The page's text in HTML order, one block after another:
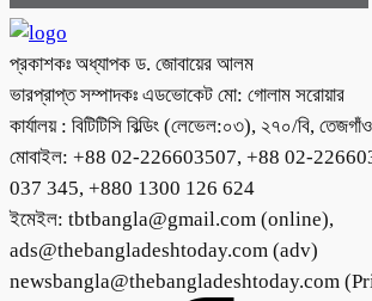
প্রকাশকঃ অধ্যাপক ড. জোবায়ের আলম
ভারপ্রাপ্ত সম্পাদকঃ এডভোকেট মো: গোলাম সরোয়ার
কার্যালয় : বিটিটিসি বিল্ডিং (লেভেল:০৩), ২৭০/বি,
মোবাইল: +88 02-226603507, +88 02-
037 345, +880 1300 126 624
ইমেইল: tbtbangla@gmail.com (online),
ads@thebangladeshtoday.com (adv)
newsbangla@thebangladeshtoday.com